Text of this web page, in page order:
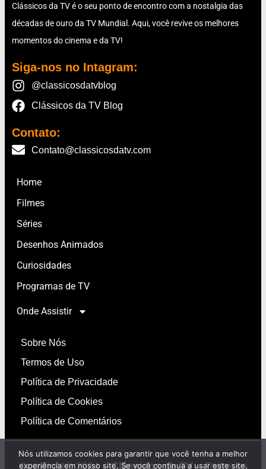
Clássicos da TV é o seu ponto de encontro com a nostalgia das
décadas de ouro da TV Mundial. Aqui, você revive os melhores
momentos do cinema e da TV!
Siga-nos no Intagram:
@classicosdatvblog
Clássicos da TV Blog
Contato:
Contato@classicosdatv.com
Home
Filmes
Séries
Desenhos Animados
Curiosidades
Programas de TV
Onde Assistir
Sobre Nós
Termos de Uso
Política de Privacidade
Política de Cookies
Política de Comentários
Copyright© 2024 –Clássicos da TV– Todos os
Nós utilizamos cookies para garantir que você tenha a melhor
experiência em nosso site. Se você continua a usar este site,